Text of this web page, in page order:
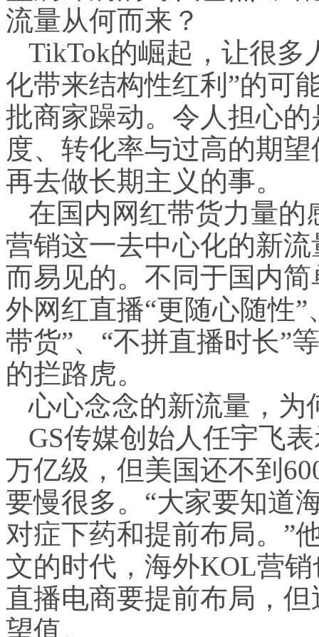
流量从何而来？
TikTok的崛起，让很多
化带来结构性红利”的可
批商家躁动。令人担心
度、转化率与过高的期
再去做长期主义的事。
在国内网红带货力量的
营销这一去中心化的新
而易见的。不同于国内
外网红直播“更随心随性
带货”、“不拼直播时长”
的拦路虎。
心心念念的新流量，为
GS传媒创始人任宇飞
万亿级，但美国还不到
要慢很多。“大家要知道
对症下药和提前布局。”
文的时代，海外KOL营
直播电商要提前布局，
望值。